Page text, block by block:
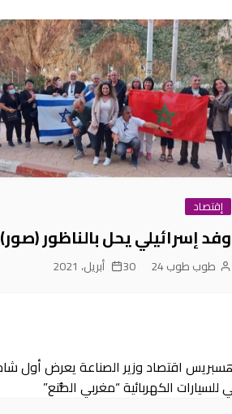
إقتصاد
وفد إسرائيلي يحل بالناظور (صور)
طوب طوب 24 30 أبريل، 2021